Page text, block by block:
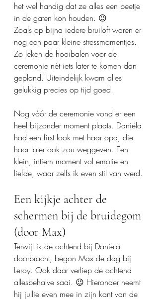
het wel handig dat ze alles een beetje
in de gaten kon houden. 😉
Zoals op bijna iedere bruiloft waren er
nog een paar kleine stressmomentjes.
Zo leken de hooibalen voor de
ceremonie nét iets later te komen dan
gepland. Uiteindelijk kwam alles
gelukkig precies op tijd goed.
Nog vóór de ceremonie vond er een
heel bijzonder moment plaats. Daniëla
had een first look met haar opa, die
haar later ook zou weggeven. Een
klein, intiem moment vol emotie en
liefde, waar zelfs ik even stil van werd.
Een kijkje achter de
schermen bij de bruidegom
(door Max)
Terwijl ik de ochtend bij Daniëla
doorbracht, begon Max de dag bij
Leroy. Ook daar verliep de ochtend
allesbehalve saai. 😉 Hieronder neemt
hij jullie even mee in zijn kant van de